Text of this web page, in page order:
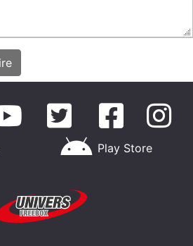
Play Store